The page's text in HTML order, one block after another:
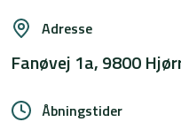
Adresse
Fanøvej 1a, 9800
Åbningstider